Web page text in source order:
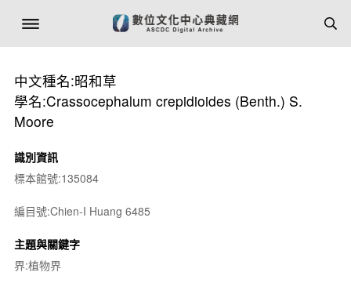
中文種名:昭和草
學名:Crassocephalum crepidioides (Benth.) S.
Moore
識別資訊
標本館號:135084
編目號:Chien-I Huang 6485
主題與關鍵字
界:植物界